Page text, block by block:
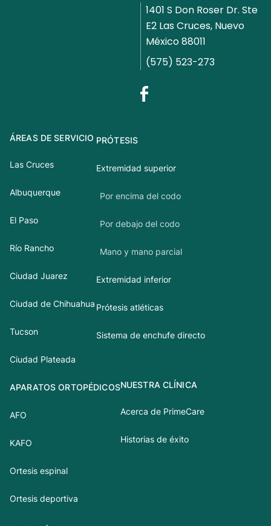
1401 S Don Roser Dr. Ste
E2 Las Cruces, Nuevo
México 88011
(575) 523-273
ÁREAS DE SERVICIO
Las Cruces
Albuquerque
El Paso
Río Rancho
Ciudad Juarez
Ciudad de Chihuahua
Tucson
Ciudad Plateada
PRÓTESIS
Extremidad superior
Por encima del codo
Por debajo del codo
Mano y mano parcial
Extremidad inferior
Prótesis atléticas
Sistema de enchufe directo
APARATOS ORTOPÉDICOS
AFO
KAFO
Ortesis espinal
Ortesis deportiva
NUESTRA CLÍNICA
Acerca de PrimeCare
Historias de éxito